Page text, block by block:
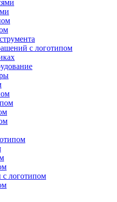
с логотипом
логотипом